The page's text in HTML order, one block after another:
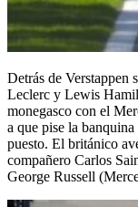
Detrás de Verstappen
Leclerc y Lewis
monegasco con el
a que pise la
puesto. El británico
compañero Carlos
George Russell